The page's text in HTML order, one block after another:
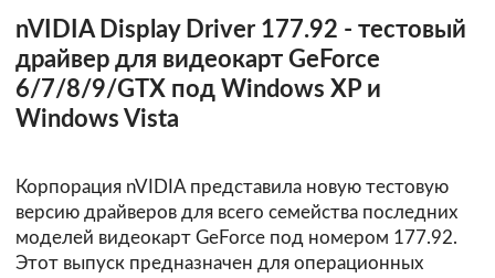
nVIDIA Display Driver 177.92 - тестовый
драйвер для видеокарт GeForce
6/7/8/9/GTX под Windows XP и
Windows Vista
Корпорация nVIDIA представила новую тестовую
версию драйверов для всего семейства последних
моделей видеокарт GeForce под номером 177.92.
Этот выпуск предназначен для операционных